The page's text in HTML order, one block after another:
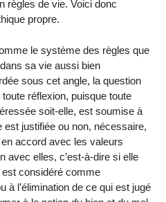
règles de vie. Voici donc
propre.
le système des règles que
sa vie aussi bien
sous cet angle, la question
réflexion, puisque toute
soit-elle, est soumise à
est justifiée ou non, nécessaire,
accord avec les valeurs
avec elles, c’est-à-dire si elle
considéré comme
à l’élimination de ce qui est jugé